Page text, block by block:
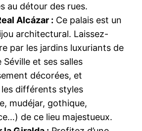
au détour des rues.
Alcázar : Ce palais est un
architectural. Laissez-
par les jardins luxuriants de
Séville et ses salles
décorées, et
différents styles
mudéjar, gothique,
de ce lieu majestueux.